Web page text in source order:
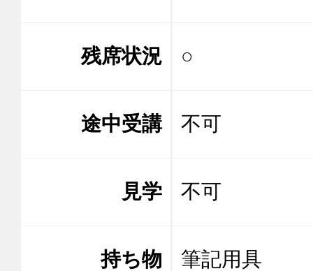
残席状況 ○
途中受講 不可
見学 不可
持ち物 筆記用具